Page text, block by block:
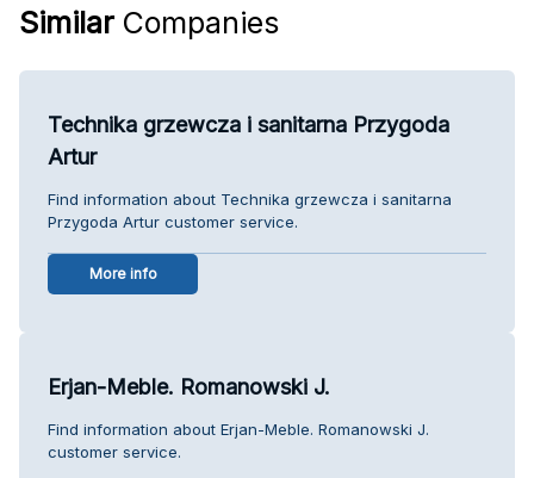
Similar Companies
Technika grzewcza i sanitarna Przygoda
Artur
Find information about Technika grzewcza i sanitarna
Przygoda Artur customer service.
More info
Erjan-Meble. Romanowski J.
Find information about Erjan-Meble. Romanowski J.
customer service.